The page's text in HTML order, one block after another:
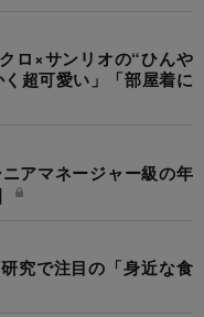
ロ×サンリオの“ひんや
超可愛い」「部屋着に
アマネージャー級の年
究で注目の「身近な食